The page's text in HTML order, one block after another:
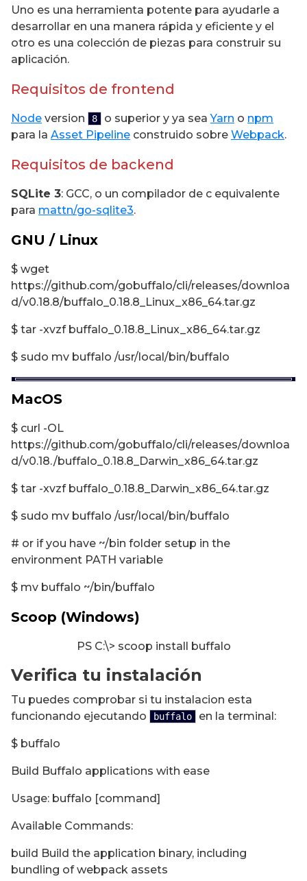
Uno es una herramienta potente para ayudarle a
desarrollar en una manera rápida y eficiente y el
otro es una colección de piezas para construir su
aplicación.
Requisitos de frontend
Node version 8 o superior y ya seaYarn o npm
para la Asset Pipeline construido sobre Webpack.
Requisitos de backend
SQLite 3: GCC, o un compilador de c equivalente
para mattn/go-sqlite3.
GNU / Linux
$ wget
https://github.com/gobuffalo/cli/releases/downloa
d/v0.18.8/buffalo_0.18.8_Linux_x86_64.tar.gz
$ tar -xvzf buffalo_0.18.8_Linux_x86_64.tar.gz
$ sudo mv buffalo /usr/local/bin/buffalo
MacOS
$ curl -OL
https://github.com/gobuffalo/cli/releases/downloa
d/v0.18./buffalo_0.18.8_Darwin_x86_64.tar.gz
$ tar -xvzf buffalo_0.18.8_Darwin_x86_64.tar.gz
$ sudo mv buffalo /usr/local/bin/buffalo
# or if you have ~/bin folder setup in the
environment PATH variable
$ mv buffalo ~/bin/buffalo
Scoop (Windows)
PS C:\> scoop install buffalo
Verifica tu instalación
Tu puedes comprobar si tu instalacion esta
funcionando ejecutando
buffalo en la terminal:
$ buffalo
Build Buffalo applications with ease
Usage: buffalo [command]
Available Commands:
build Build the application binary, including
bundling of webpack assets